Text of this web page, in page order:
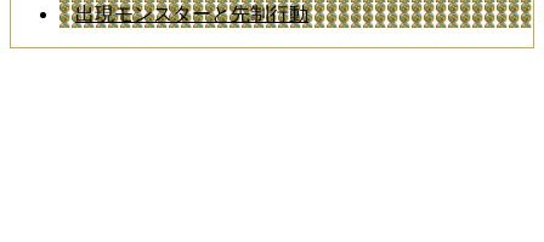
出現モンスターと先制行動